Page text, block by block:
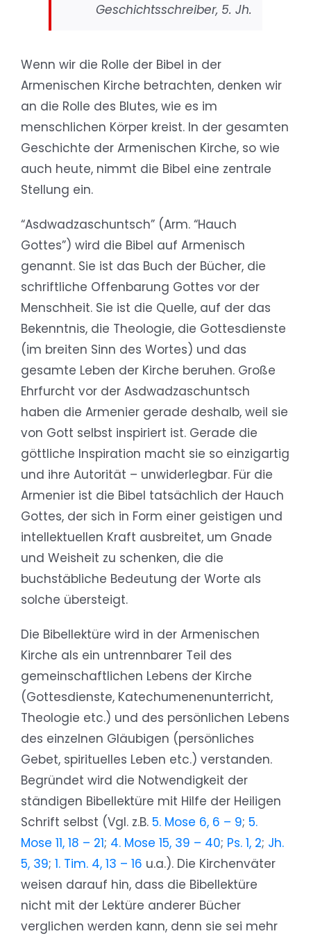
Geschichtsschreiber, 5. Jh.
Wenn wir die Rolle der Bibel in der
Armenischen Kirche betrachten, denken wir
an die Rolle des Blutes, wie es im
menschlichen Körper kreist. In der gesamten
Geschichte der Armenischen Kirche, so wie
auch heute, nimmt die Bibel eine zentrale
Stellung ein.
“Asdwadzaschuntsch” (Arm. “Hauch
Gottes”) wird die Bibel auf Armenisch
genannt. Sie ist das Buch der Bücher, die
schriftliche Offenbarung Gottes vor der
Menschheit. Sie ist die Quelle, auf der das
Bekenntnis, die Theologie, die Gottesdienste
(im breiten Sinn des Wortes) und das
gesamte Leben der Kirche beruhen. Große
Ehrfurcht vor der Asdwadzaschuntsch
haben die Armenier gerade deshalb, weil sie
von Gott selbst inspiriert ist. Gerade die
göttliche Inspiration macht sie so einzigartig
und ihre Autorität – unwiderlegbar. Für die
Armenier ist die Bibel tatsächlich der Hauch
Gottes, der sich in Form einer geistigen und
intellektuellen Kraft ausbreitet, um Gnade
und Weisheit zu schenken, die die
buchstäbliche Bedeutung der Worte als
solche übersteigt.
Die Bibellektüre wird in der Armenischen
Kirche als ein untrennbarer Teil des
gemeinschaftlichen Lebens der Kirche
(Gottesdienste, Katechumenenunterricht,
Theologie etc.) und des persönlichen Lebens
des einzelnen Gläubigen (persönliches
Gebet, spirituelles Leben etc.) verstanden.
Begründet wird die Notwendigkeit der
ständigen Bibellektüre mit Hilfe der Heiligen
Schrift selbst (Vgl. z.B. 5. Mose 6, 6 – 9; 5.
Mose 11, 18 – 21; 4. Mose 15, 39 – 40; Ps. 1, 2; Jh.
5, 39; 1. Tim. 4, 13 – 16 u.a.). Die Kirchenväter
weisen darauf hin, dass die Bibellektüre
nicht mit der Lektüre anderer Bücher
verglichen werden kann, denn sie sei mehr